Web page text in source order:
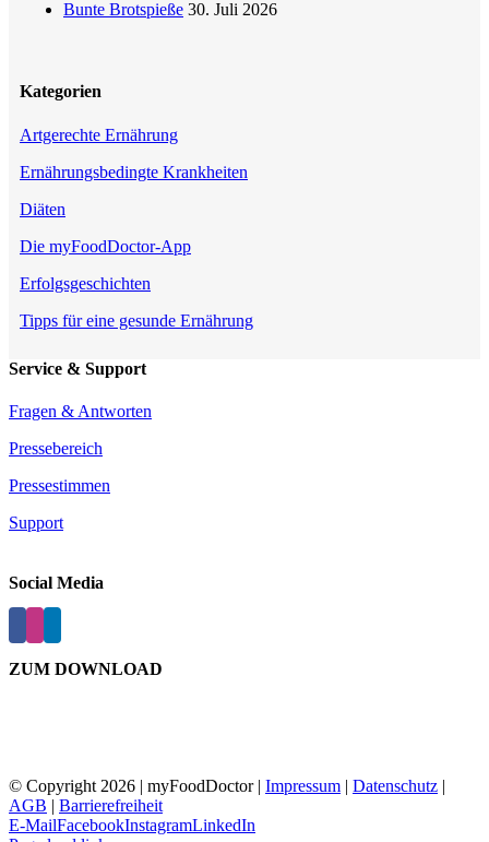
Bunte Brotspieße 30. Juli 2026
Kategorien
Artgerechte Ernährung
Ernährungsbedingte Krankheiten
Diäten
Die myFoodDoctor-App
Erfolgsgeschichten
Tipps für eine gesunde Ernährung
Service & Support
Fragen & Antworten
Pressebereich
Pressestimmen
Support
Social Media
ZUM DOWNLOAD
© Copyright 2026 | myFoodDoctor | Impressum | Datenschutz |
AGB | Barrierefreiheit
E-MailFacebookInstagramLinkedIn